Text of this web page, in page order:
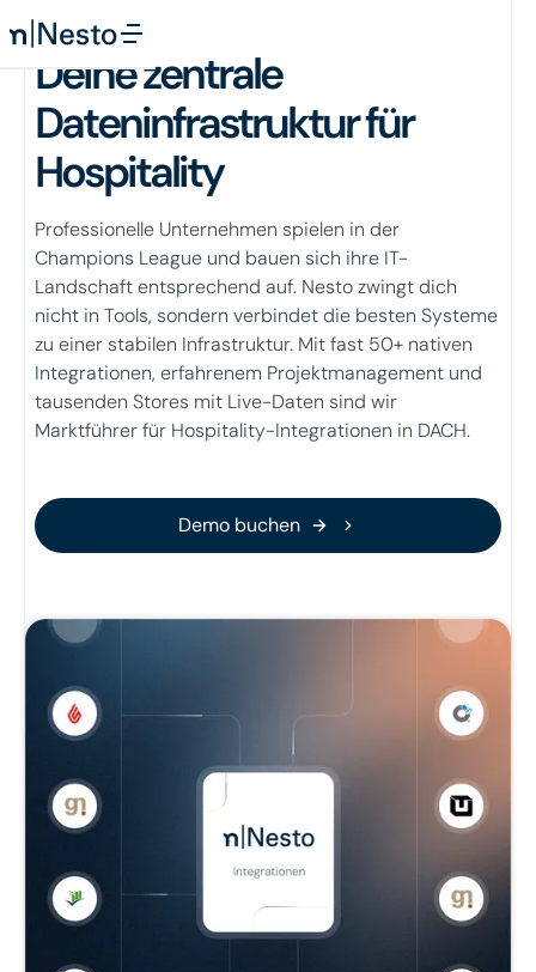
Integrations
Deine zentrale
Dateninfrastruktur für
Hospitality
Professionelle Unternehmen spielen in der
Champions League und bauen sich ihre IT-
Landschaft entsprechend auf. Nesto zwingt dich
nicht in Tools, sondern verbindet die besten Systeme
zu einer stabilen Infrastruktur. Mit fast 50+ nativen
Integrationen, erfahrenem Projektmanagement und
tausenden Stores mit Live-Daten sind wir
Marktführer für Hospitality-Integrationen in DACH.
Demo buchen
Demo buchen